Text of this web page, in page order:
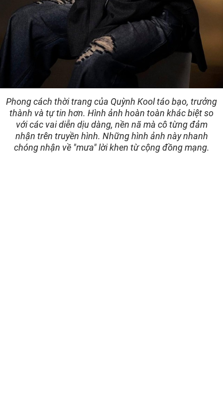
Phong cách thời trang của Quỳnh Kool táo bạo, trưởng
thành và tự tin hơn. Hình ảnh hoàn toàn khác biệt so
với các vai diễn dịu dàng, nền nã mà cô từng đảm
nhận trên truyền hình. Những hình ảnh này nhanh
chóng nhận về "mưa" lời khen từ cộng đồng mạng.